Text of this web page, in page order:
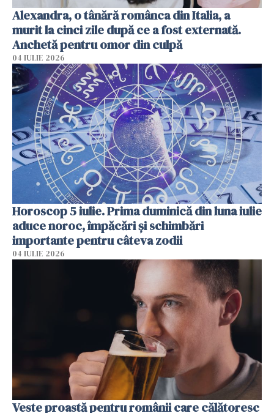
Alexandra, o tânără românca din Italia, a
murit la cinci zile după ce a fost externată.
Anchetă pentru omor din culpă
04 IULIE 2026
Horoscop 5 iulie. Prima duminică din luna iulie
aduce noroc, împăcări și schimbări
importante pentru câteva zodii
04 IULIE 2026
Veste proastă pentru românii care călătoresc